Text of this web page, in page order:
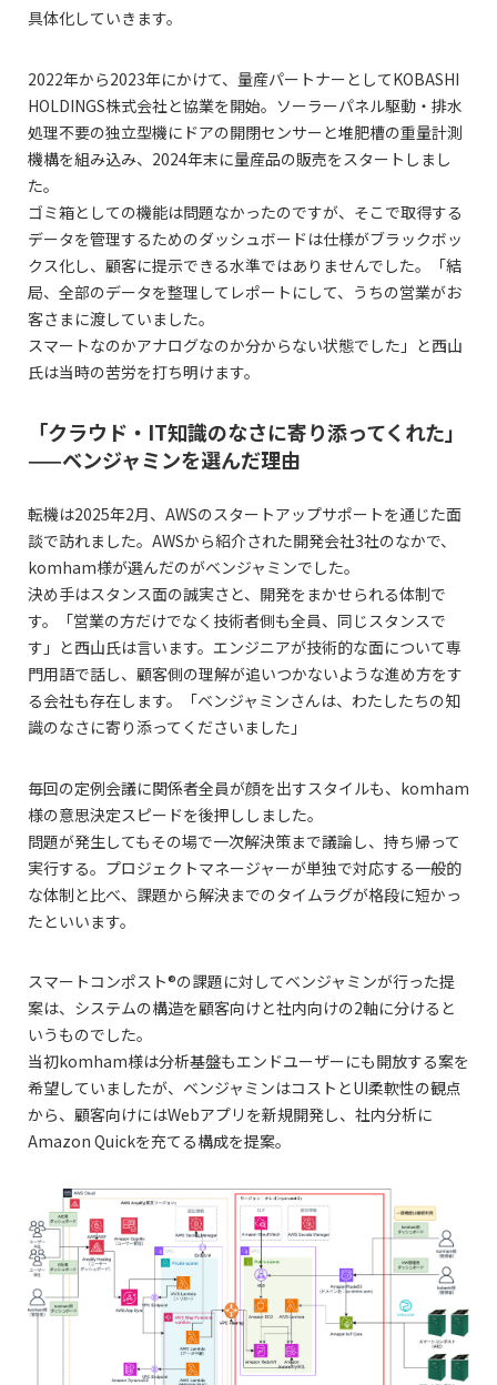
具体化していきます。
2022年から2023年にかけて、量産パートナーとしてKOBASHI
HOLDINGS株式会社と協業を開始。ソーラーパネル駆動・排水
処理不要の独立型機にドアの開閉センサーと堆肥槽の重量計測
機構を組み込み、2024年末に量産品の販売をスタートしまし
た。
ゴミ箱としての機能は問題なかったのですが、そこで取得する
データを管理するためのダッシュボードは仕様がブラックボッ
クス化し、顧客に提示できる水準ではありませんでした。「結
局、全部のデータを整理してレポートにして、うちの営業がお
客さまに渡していました。
スマートなのかアナログなのか分からない状態でした」と西山
氏は当時の苦労を打ち明けます。
「クラウド・IT知識のなさに寄り添ってくれた」
——ベンジャミンを選んだ理由
転機は2025年2月、AWSのスタートアップサポートを通じた面
談で訪れました。AWSから紹介された開発会社3社のなかで、
komham様が選んだのがベンジャミンでした。
決め手はスタンス面の誠実さと、開発をまかせられる体制で
す。「営業の方だけでなく技術者側も全員、同じスタンスで
す」と西山氏は言います。エンジニアが技術的な面について専
門用語で話し、顧客側の理解が追いつかないような進め方をす
る会社も存在します。「ベンジャミンさんは、わたしたちの知
識のなさに寄り添ってくださいました」
毎回の定例会議に関係者全員が顔を出すスタイルも、komham
様の意思決定スピードを後押ししました。
問題が発生してもその場で一次解決策まで議論し、持ち帰って
実行する。プロジェクトマネージャーが単独で対応する一般的
な体制と比べ、課題から解決までのタイムラグが格段に短かっ
たといいます。
スマートコンポスト®の課題に対してベンジャミンが行った提
案は、システムの構造を顧客向けと社内向けの2軸に分けると
いうものでした。
当初komham様は分析基盤もエンドユーザーにも開放する案を
希望していましたが、ベンジャミンはコストとUI柔軟性の観点
から、顧客向けにはWebアプリを新規開発し、社内分析に
Amazon Quickを充てる構成を提案。